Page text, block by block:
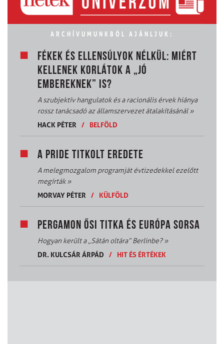
ARCHÍVUMUNKBÓL AJÁNLJUK:
FÉKEK ÉS ELLENSÚLYOK NÉLKÜL: MIÉRT
KELLENEK KORLÁTOK A „JÓ
EMBEREKNEK” IS?
A szubjektív hangulatok és a racionális érvek hiánya
rossz tanácsadó az államszervezet átalakításánál»
HACK PÉTER
/ BELFÖLD
A PRIDE TITKOLT EREDETE
A melegmozgalom programját évtizedekkel ezelőtt
megírták»
MORVAY PÉTER
/ KÜLFÖLD
PERGAMON ŐSI TITKA ÉS EURÓPA SORSA
Hogyan került a „Sátán oltára” Berlinbe?»
DR. KULCSÁR ÁRPÁD
/ HIT ÉS ÉRTÉKEK